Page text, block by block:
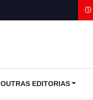
OUTRAS EDITORIAS